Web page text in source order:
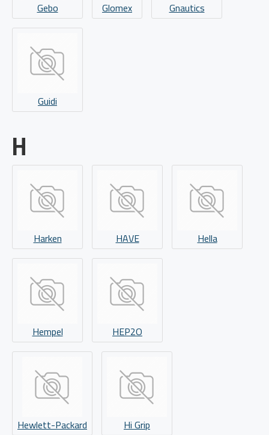
Gebo Glomex Gnautics
Guidi
H
Harken HAVE Hella
Hempel HEP2O
Hewlett-Packard Hi Grip